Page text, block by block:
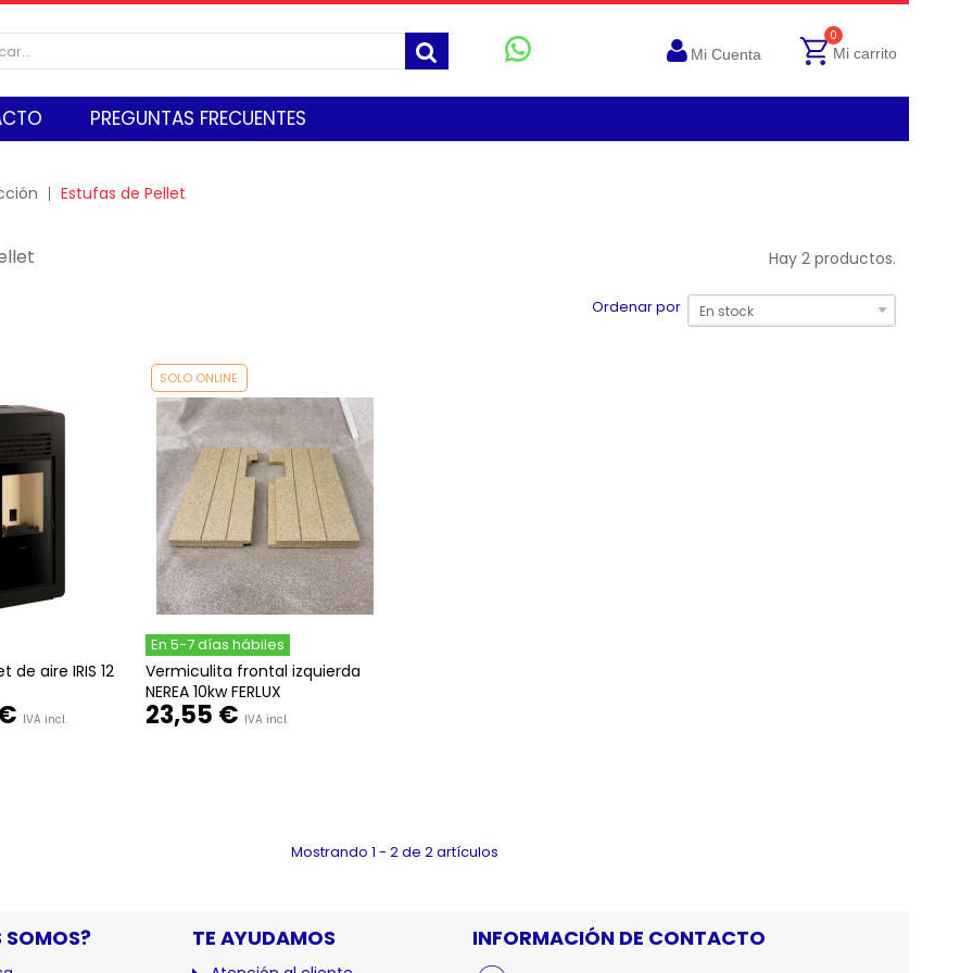
PREGUNTAS FRECUENTES
Mi Cuenta
0
Mi carrito
Estufas de Pellet
Hay 2 productos.
Ordenar por En stock
de aire IRIS 12
IVA incl.
SOLO ONLINE
En 5-7 días hábiles
Vermiculita frontal izquierda
NEREA 10kw FERLUX
23,55 € IVA incl.
Mostrando 1 - 2 de 2 artículos
SOMOS? TE AYUDAMOS INFORMACIÓN DE CONTACTO